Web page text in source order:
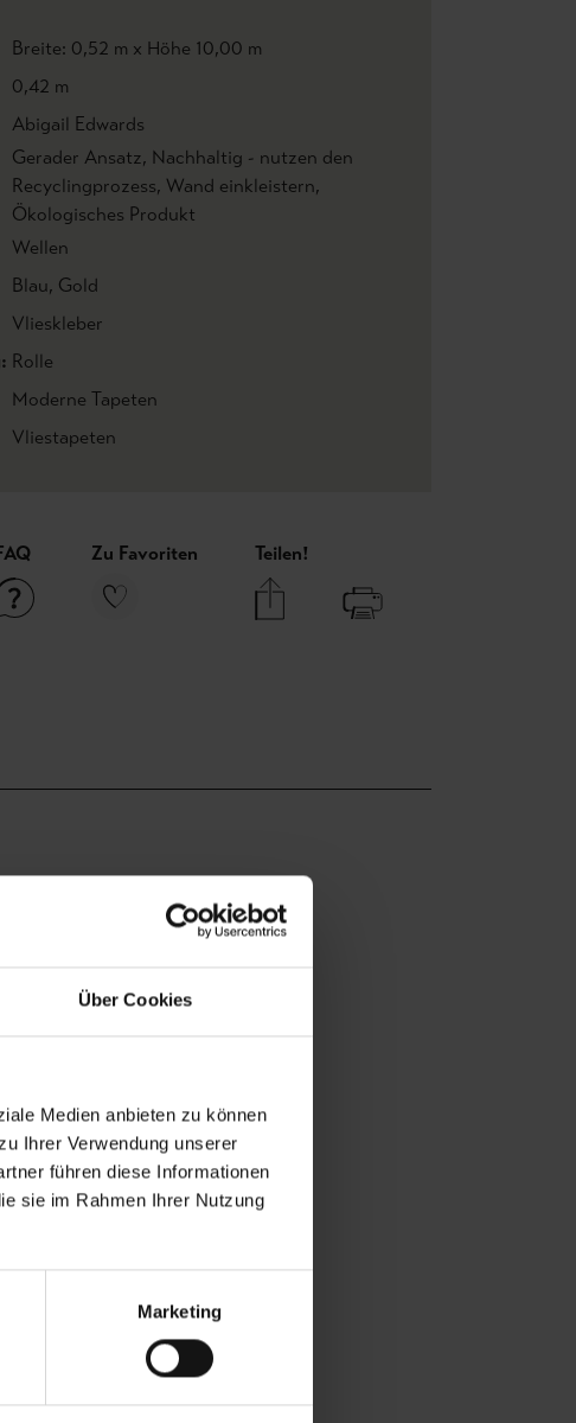
Über Cookies
Medien anbieten zu können
Ihrer Verwendung unserer
führen diese Informationen
sie im Rahmen Ihrer Nutzung
Marketing
Breite: 0,52 m x Höhe 10,00 m
0,42 m
Abigail Edwards
Gerader Ansatz, Nachhaltig - nutzen den
Recyclingprozess, Wand einkleistern,
Ökologisches Produkt
Wellen
Blau, Gold
Vlieskleber
Rolle
Moderne Tapeten
Vliestapeten
Zu Favoriten Teilen!